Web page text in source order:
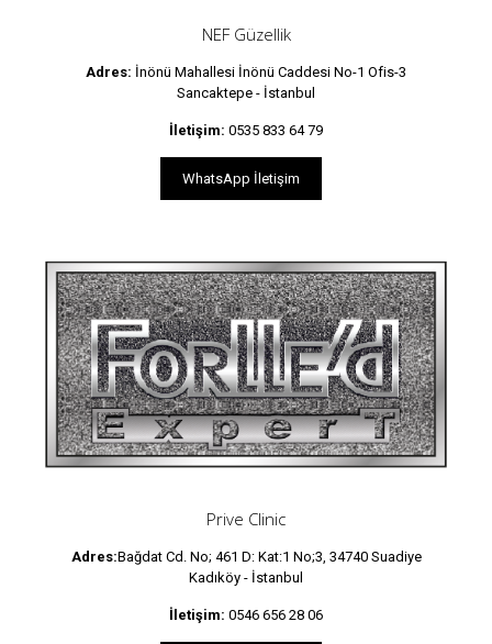
NEF Güzellik
Adres: İnönü Mahallesi İnönü Caddesi No-1 Ofis-3
Sancaktepe - İstanbul
İletişim: 0535 833 64 79
WhatsApp İletişim
Prive Clinic
Adres:Bağdat Cd. No; 461 D: Kat:1 No;3, 34740 Suadiye
Kadıköy - İstanbul
İletişim: 0546 656 28 06